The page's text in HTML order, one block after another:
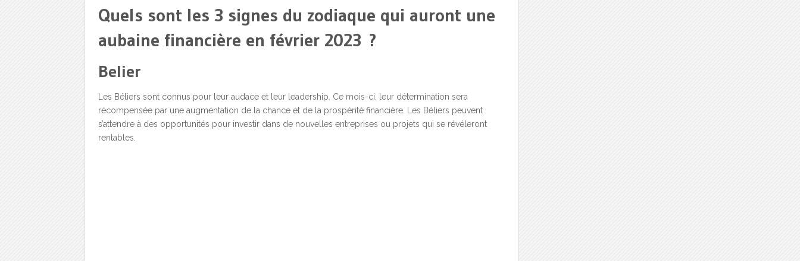
Quels sont les 3 signes du zodiaque qui auront une
aubaine financière en février 2023 ?
Belier
Les Béliers sont connus pour leur audace et leur leadership. Ce mois-ci, leur détermination sera
récompensée par une augmentation de la chance et de la prospérité financière. Les Béliers peuvent
s’attendre à des opportunités pour investir dans de nouvelles entreprises ou projets qui se révéleront
rentables.